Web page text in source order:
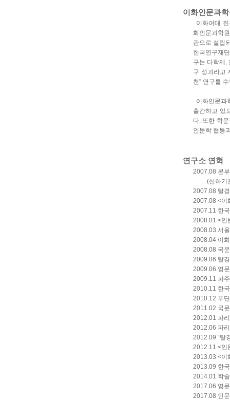
이화인문과
이화여대
화인문과학
관으로 설립
한국연구재
구는 다학제,
구 성과라고
천” 연구를
이화인문과
출간하고 있
다. 또한 학
인문학 협동
연구소 연혁
2007.08 본
(산하기관:
2007.08 탈
2007.08 <이
2007.11 한
2008.01 <인
2008.03 서
2008.04 이
2008.08 국
2009.06 탈
2009.06 영
2009.11 파
2010.11 한
2010.12 푸
2011.02 국
2012.01 파
2012.06 파
2012.09 “탈
2012.11 <인
2013.03 <이
2013.09 한
2014.01 학
2017.06 영
2017.08 인